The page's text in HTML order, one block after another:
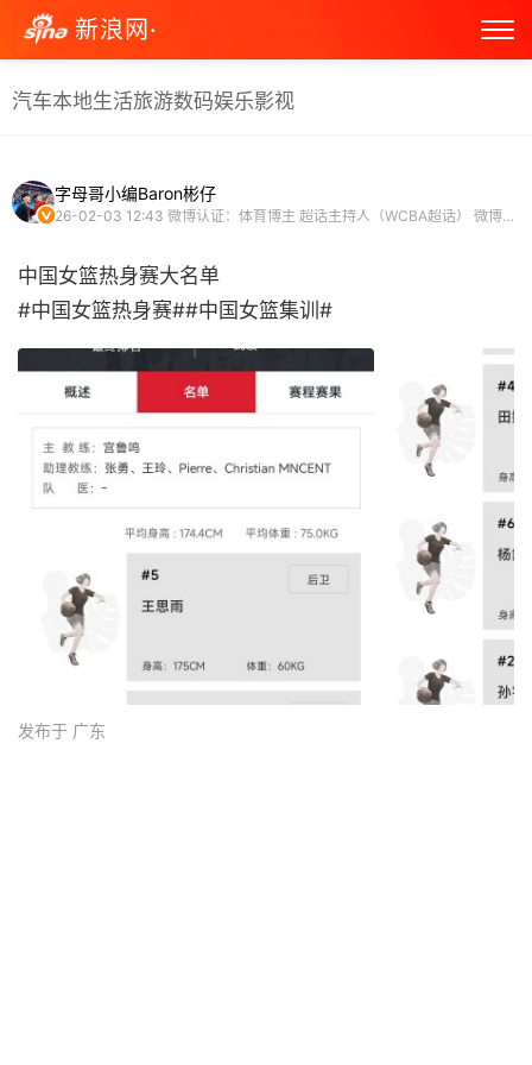
新浪网·
汽车本地生活旅游数码娱乐影视
字母哥小编Baron彬仔
26-02-03 12:43 微博认证：体育博主 超话主持人（WCBA超话） 微博原创视频博主
中国女篮热身赛大名单
#中国女篮热身赛##中国女篮集训# ​
发布于 广东